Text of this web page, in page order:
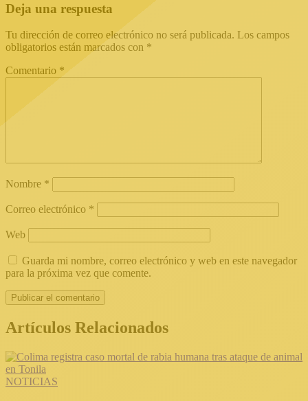
Deja una respuesta
Tu dirección de correo electrónico no será publicada. Los campos
obligatorios están marcados con *
Comentario *
Nombre *
Correo electrónico *
Web
Guarda mi nombre, correo electrónico y web en este navegador
para la próxima vez que comente.
Artículos Relacionados
NOTICIAS